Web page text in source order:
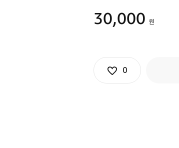
30,000 원
관심상품
0